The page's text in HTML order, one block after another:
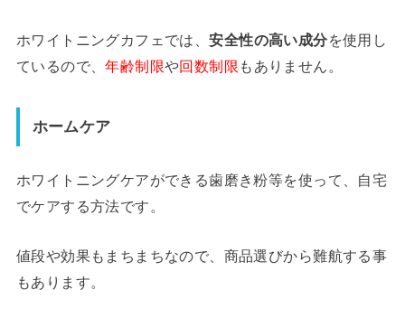
ホワイトニングカフェでは、安全性の高い成分を使用し
ているので、年齢制限や回数制限 もありません。
ホームケア
ホワイトニングケアができる歯磨き粉等を使って、自宅
でケアする方法です。
値段や効果もまちまちなので、商品選びから難航する事
もあります。